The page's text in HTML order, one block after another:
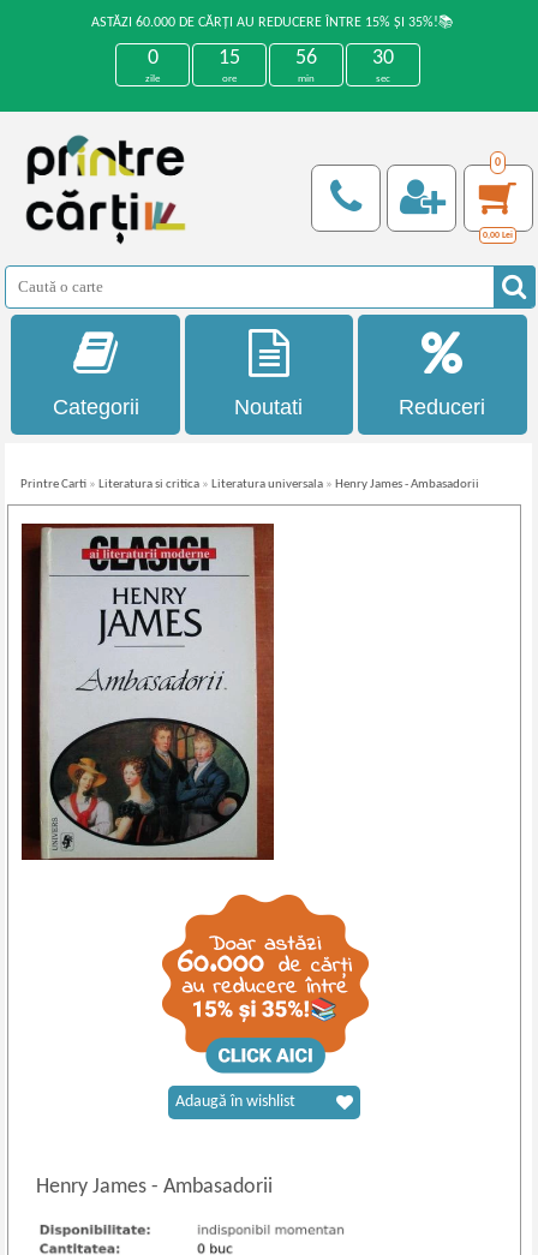
ASTĂZI 60.000 DE CĂRȚI AU REDUCERE ÎNTRE 15% ȘI 35%!📚
0
zile
15
ore
56
min
29
sec
0
0,00 Lei
Categorii Noutati Reduceri
Printre Carti » Literatura si critica » Literatura universala » Henry James - Ambasadorii
Henry James- Ambasadorii
Adaugă în wishlist